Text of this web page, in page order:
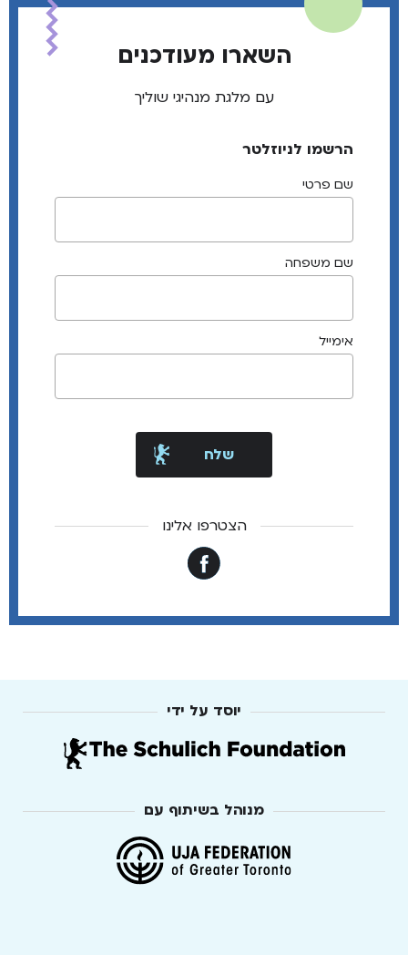
השארו מעודכנים
עם מלגת מנהיגי שוליך
הרשמו לניוזלטר
שם פרטי
שם משפחה
אימייל
הצטרפו אלינו
יוסד על ידי
מנוהל בשיתוף עם